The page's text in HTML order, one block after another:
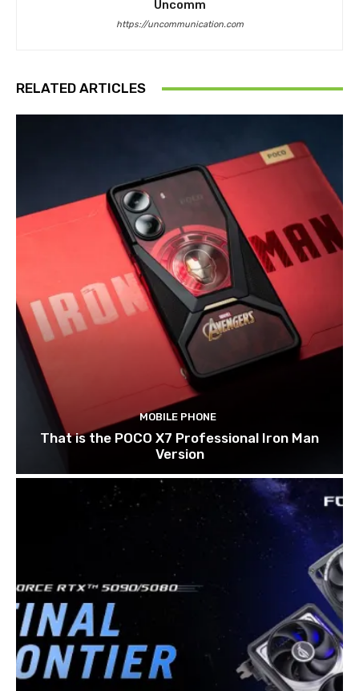
Uncomm
https://uncommunication.com
RELATED ARTICLES
MOBILE PHONE
That is the POCO X7 Professional Iron Man
Version